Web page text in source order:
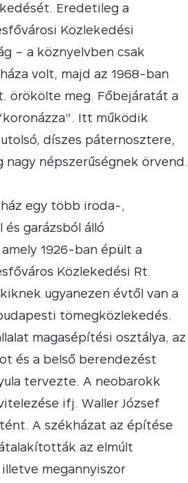
Eredetileg a
Közlekedési
– a köznyelvben csak
volt, majd az 1968-ban
örökölte meg. Főbejáratát a
Itt működik
díszes páternosztere,
nagy népszerűségnek örvend.
egy több iroda-,
garázsból álló
1926-ban épült a
Közlekedési Rt.
ugyanezen évtől van a
tömegközlekedés.
magasépítési osztálya, az
és a belső berendezést
tervezte. A neobarokk
ifj. Waller József
A székházat az építése
az elmúlt
megannyiszor